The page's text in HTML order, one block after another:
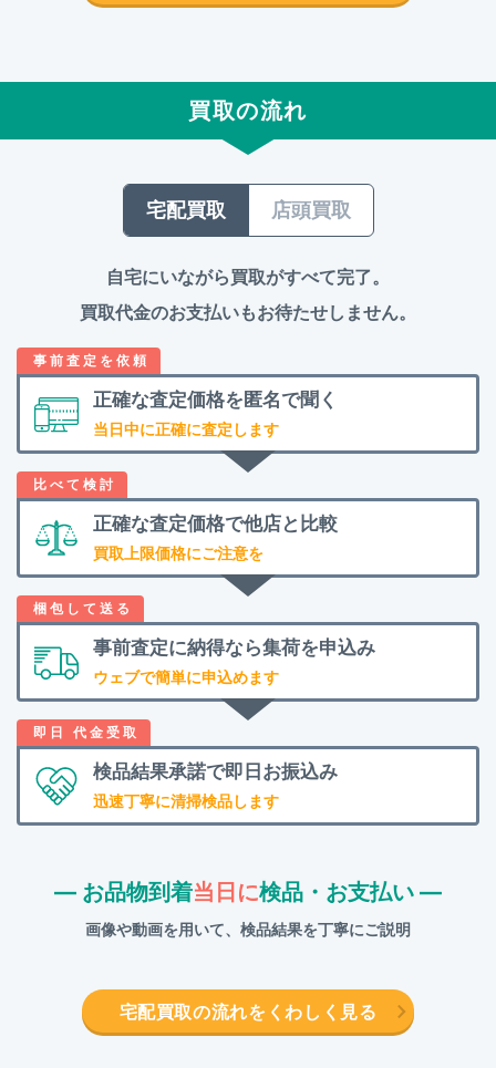
買取の流れ
宅配買取 店頭買取
自宅にいながら買取がすべて完了。
買取代金のお支払いもお待たせしません。
正確な査定価格を 匿名で聞く
当日中に正確に査定します
正確な査定価格で他店と比較
買取上限価格にご注意を
事前査定に納得なら集荷を申込み
ウェブで簡単に申込めます
検品結果承諾で即日お振込み
迅速丁寧に清掃検品します
― お品物到着当日に検品・お支払い ―
画像や動画を用いて、検品結果を丁寧にご説明
宅配買取の流れをくわしく見る